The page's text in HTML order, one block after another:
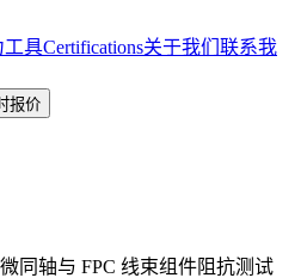
工具Certifications关于我们 联系我
报价
同轴与 FPC 线束组件阻抗测试